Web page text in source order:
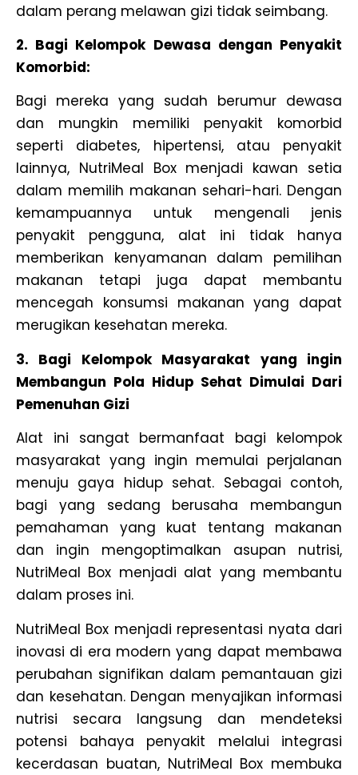
dalam perang melawan gizi tidak seimbang.
2. Bagi Kelompok Dewasa dengan Penyakit
Komorbid:
Bagi mereka yang sudah berumur dewasa
dan mungkin memiliki penyakit komorbid
seperti diabetes, hipertensi, atau penyakit
lainnya, NutriMeal Box menjadi kawan setia
dalam memilih makanan sehari-hari. Dengan
kemampuannya untuk mengenali jenis
penyakit pengguna, alat ini tidak hanya
memberikan kenyamanan dalam pemilihan
makanan tetapi juga dapat membantu
mencegah konsumsi makanan yang dapat
merugikan kesehatan mereka.
3. Bagi Kelompok Masyarakat yang ingin
Membangun Pola Hidup Sehat Dimulai Dari
Pemenuhan Gizi
Alat ini sangat bermanfaat bagi kelompok
masyarakat yang ingin memulai perjalanan
menuju gaya hidup sehat. Sebagai contoh,
bagi yang sedang berusaha membangun
pemahaman yang kuat tentang makanan
dan ingin mengoptimalkan asupan nutrisi,
NutriMeal Box menjadi alat yang membantu
dalam proses ini.
NutriMeal Box menjadi representasi nyata dari
inovasi di era modern yang dapat membawa
perubahan signifikan dalam pemantauan gizi
dan kesehatan. Dengan menyajikan informasi
nutrisi secara langsung dan mendeteksi
potensi bahaya penyakit melalui integrasi
kecerdasan buatan, NutriMeal Box membuka